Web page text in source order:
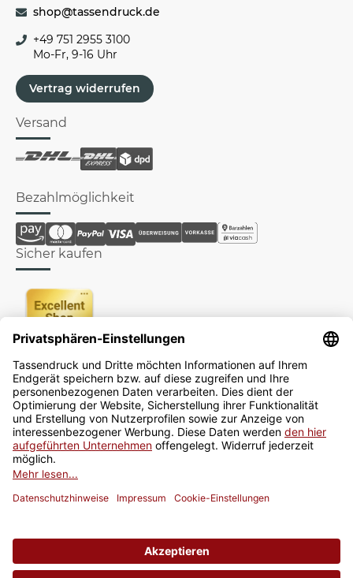
shop@tassendruck.de
+49 751 2955 3100
Mo-Fr, 9-16 Uhr
Vertrag widerrufen
Versand
Bezahlmöglichkeit
Sicher kaufen
Newsletter